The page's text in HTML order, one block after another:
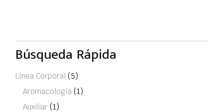
Búsqueda Rápida
Línea Corporal (5)
Aromacología (1)
Auxiliar (1)